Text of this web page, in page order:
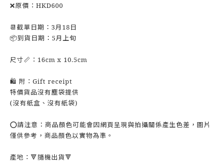
❌原價：HKD600
📆截單日期：3月18日
📦到貨日期：5月上旬
尺寸📏：16cm x 10.5cm
🛍 附：Gift receipt
特價貨品沒有塵袋提供
(沒有紙盒、沒有紙袋)
⭕請注意：商品顏色可能會因網頁呈現與拍攝關係產生色差，圖片
僅供參考，商品顏色以實物為準。
產地：🔻隨機出貨🔻